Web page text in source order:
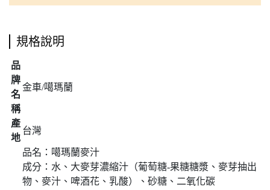
規格說明
品
牌
名
稱
金車/噶瑪蘭
產
地
台灣
品名：噶瑪蘭麥汁
成分：水、大麥芽濃縮汁（葡萄糖-果糖糖漿、麥芽抽出
物、麥汁、啤酒花、乳酸）、砂糖、二氧化碳